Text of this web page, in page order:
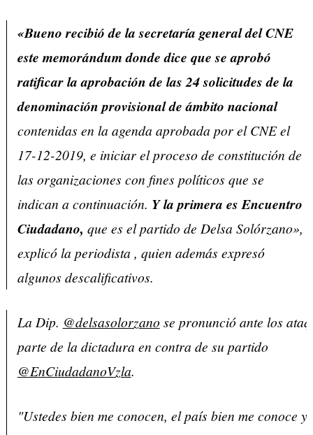
«Bueno recibió de la secretaría general del CNE
este memorándum donde dice que se aprobó
ratificar la aprobación de las 24 solicitudes de la
denominación provisional de ámbito nacional
contenidas en la agenda aprobada por el CNE el
17-12-2019, e iniciar el proceso de constitución de
las organizaciones con fines políticos que se
indican a continuación. Y la primera es Encuentro
Ciudadano, que es el partido de Delsa Solórzano»,
explicó la periodista , quien además expresó
algunos descalificativos.
La Dip. @delsasolorzano se pronunció ante los
parte de la dictadura en contra de su partido
@EnCiudadanoVzla.
"Ustedes bien me conocen, el país bien me conoce y